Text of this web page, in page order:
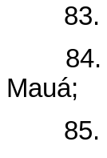
83.
84.
Mauá;
85.